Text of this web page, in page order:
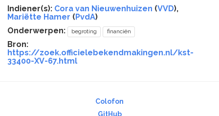
Indiener(s): Cora van Nieuwenhuizen (VVD),
Mariëtte Hamer (PvdA)
Onderwerpen:
begroting financiën
Bron:
https://zoek.officielebekendmakingen.nl/kst-
33400-XV-67.html
Colofon
GitHub